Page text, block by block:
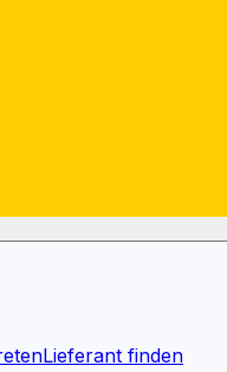
Lieferant finden